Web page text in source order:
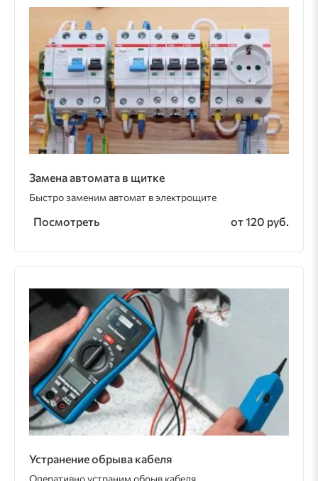
Замена автомата в щитке
Быстро заменим автомат в электрощите
Посмотреть от 120 руб.
Устранение обрыва кабеля
Оперативно устраним обрыв кабеля